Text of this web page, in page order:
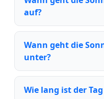
auf?
Wann geht die
unter?
Wie lang ist der